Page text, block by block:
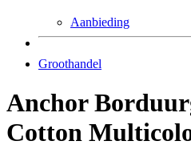
Aanbieding
Groothandel
Anchor
Cotton